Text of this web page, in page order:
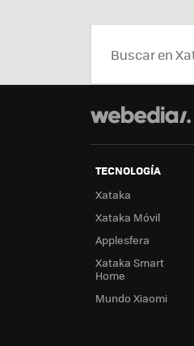
TECNOLOGÍA
Xataka
Xataka Móvil
Applesfera
Xataka Smart
Home
Mundo Xiaomi